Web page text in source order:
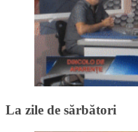
La zile de sărbători